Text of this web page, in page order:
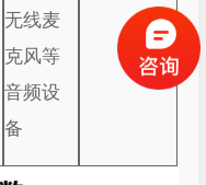
无线麦
克风等
音频设
备